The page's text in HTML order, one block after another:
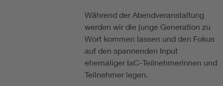
Während der Abendveranstaltung
werden wir die junge Generation zu
Wort kommen lassen und den Fokus
auf den spannenden Input
ehemaliger IaC-Teilnehmerinnen und
Teilnehmer legen.